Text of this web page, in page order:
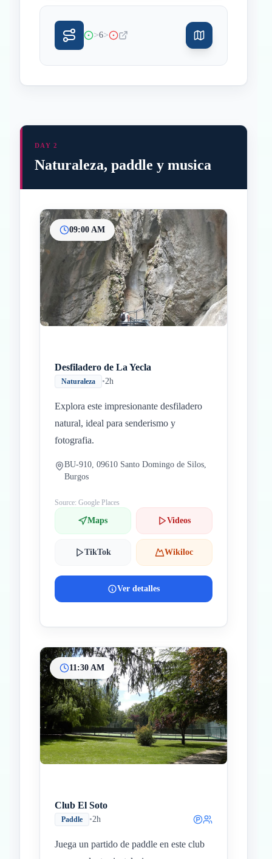
>6>
InicioParadas intermedias
Final
DAY 2
Naturaleza, paddle y musica
09:00 AM
Desfiladero de La Yecla
Naturaleza •2h
Explora este impresionante desfiladero
natural, ideal para senderismo y
fotografia.
BU-910, 09610 Santo Domingo de Silos,
Burgos
Source: Google Places
Maps Videos
TikTok Wikiloc
Ver detalles
11:30 AM
Club El Soto
Paddle •2h
Juega un partido de paddle en este club